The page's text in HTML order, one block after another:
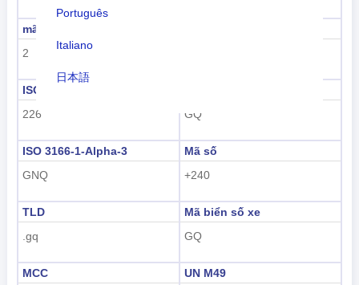
Português
Italiano
日本語
tiếng Việt
한국어
mã vùng
2
ISO 3166-1 số
226
GQ
ISO 3166-1-Alpha-3
GNQ
Mã số
+240
TLD
.gq
Mã biển số xe
GQ
MCC
UN M49